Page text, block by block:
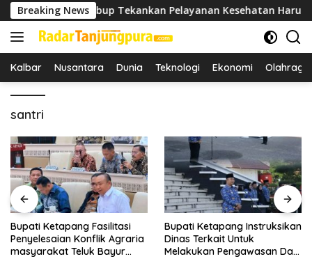
Langsung
ke
konten
Breaking News
Wabup Tekankan Pelayanan Kesehatan Harus
Kalbar Nusantara Dunia Teknologi Ekonomi Olahraga
santri
Bupati Ketapang Fasilitasi
Penyelesaian Konflik Agraria
masyarakat Teluk Bayur
Bupati Ketapang Instruksikan
Dinas Terkait Untuk
Melakukan Pengawasan Dan